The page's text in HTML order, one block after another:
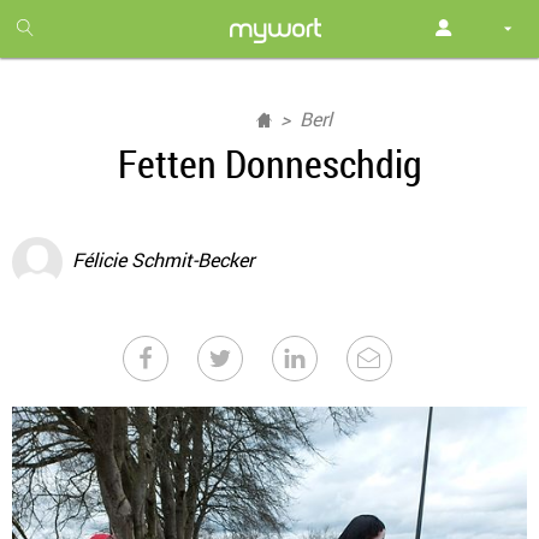
month
free
Berl
Fetten Donneschdig
Félicie Schmit-Becker